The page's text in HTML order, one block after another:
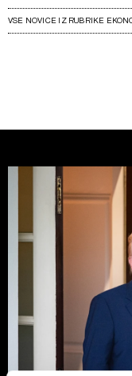
VSE NOVICE IZ RUBRIKE